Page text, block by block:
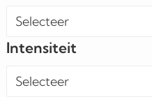
Selecteer
Intensiteit
Selecteer